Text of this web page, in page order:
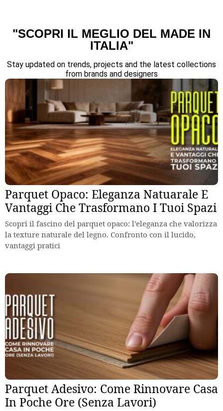
"SCOPRI IL MEGLIO DEL MADE IN
ITALIA"
Stay updated on trends, projects and the latest collections
from brands and designers
Parquet Opaco: Eleganza Natuarale E
Vantaggi Che Trasformano I Tuoi Spazi
Scopri il fascino del parquet opaco: l’eleganza che valorizza
la texture naturale del legno. Confronto con il lucido,
vantaggi pratici
Parquet Adesivo: Come Rinnovare Casa
In Poche Ore (Senza Lavori)